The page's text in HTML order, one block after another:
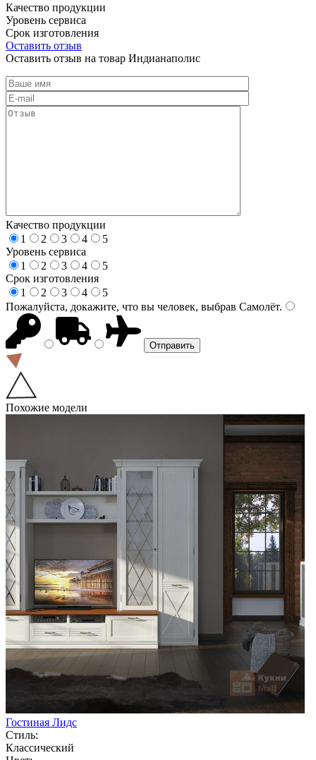
Качество продукции
Уровень сервиса
Срок изготовления
Оставить отзыв
Оставить отзыв на товар Индианаполис
Качество продукции
1
2 3 4
5
Уровень сервиса
1
2 3 4
5
Срок изготовления
1
2 3 4
5
Пожалуйста, докажите, что вы человек, выбрав Самолёт.
Похожие модели
Гостиная Лидс
Стиль:
Классический